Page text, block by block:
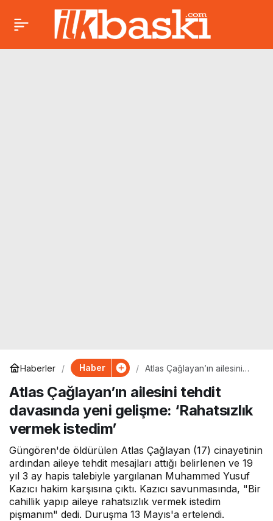
Haberler Haber
Atlas Çağlayan’ın ailesini
gelişme: ‘Rahatsızlık vermek
istedim’
Atlas Çağlayan’ın ailesini tehdit
davasında yeni gelişme: ‘Rahatsızlık
vermek istedim’
Güngören'de öldürülen Atlas Çağlayan (17) cinayetinin
ardından aileye tehdit mesajları attığı belirlenen ve 19
yıl 3 ay hapis talebiyle yargılanan Muhammed Yusuf
Kazıcı hakim karşısına çıktı. Kazıcı savunmasında, "Bir
cahillik yapıp aileye rahatsızlık vermek istedim
pişmanım" dedi. Duruşma 13 Mayıs'a ertelendi.
Madencilerin sendika
temsilcileri İçişleri